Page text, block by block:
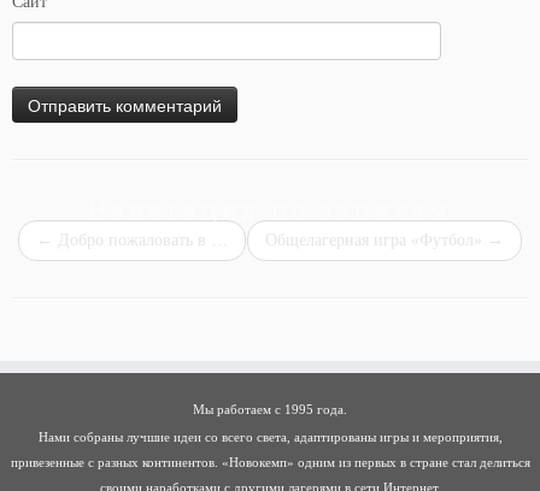
← Добро пожаловать в … Общелагерная игра «Футбол» →
Мы работаем с 1995 года.
Нами собраны лучшие идеи со всего света, адаптированы игры и мероприятия,
привезенные с разных континентов. «Новокемп» одним из первых в стране стал делиться
своими наработками с другими лагерями в сети Интернет.